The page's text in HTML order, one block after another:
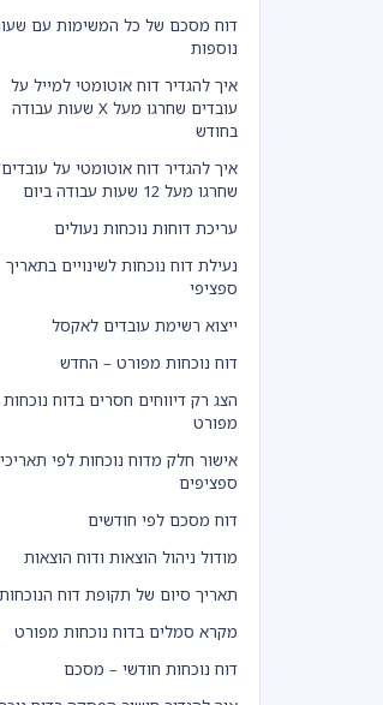
דוח מסכם של כל המשימות עם
נוספות
איך להגדיר דוח אוטומטי למייל על
עובדים שחרגו מעל X שעות עבודה
בחודש
איך להגדיר דוח אוטומטי על עובדים
שחרגו מעל 12 שעות עבודה ביום
עריכת דוחות נוכחות נעולים
נעילת דוח נוכחות לשינויים בתאריך
ספציפי
ייצוא רשימת עובדים לאקסל
דוח נוכחות מפורט – החדש
הצג רק דיווחים חסרים בדוח נוכחות
מפורט
אישור חלק מדוח נוכחות לפי
ספציפים
דוח מסכם לפי חודשים
מודול ניהול הוצאות ודוח הוצאות
תאריך סיום של תקופת דוח הנוכחות
מקרא סמלים בדוח נוכחות מפורט
דוח נוכחות חודשי – מסכם